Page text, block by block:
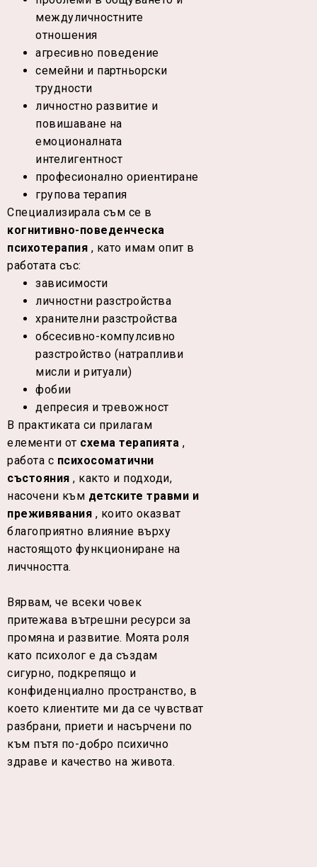
междуличностните
отношения
агресивно поведение
семейни и партньорски
трудности
личностно развитие и
повишаване на
емоционалната
интелигентност
професионално ориентиране
групова терапия
Специализирала съм се в
когнитивно-поведенческа
психотерапия , като имам опит в
работата със:
зависимости
личностни разстройства
хранителни разстройства
обсесивно-компулсивно
разстройство (натрапливи
мисли и ритуали)
фобии
депресия и тревожност
В практиката си прилагам
елементи от схема терапията ,
работа с психосоматични
състояния , както и подходи,
насочени към детските травми и
преживявания , които оказват
благоприятно влияние върху
настоящото функциониране на
личчността.
Вярвам, че всеки човек
притежава вътрешни ресурси за
промяна и развитие. Моята роля
като психолог е да създам
сигурно, подкрепящо и
конфиденциално пространство, в
което клиентите ми да се чувстват
разбрани, приети и насърчени по
към пътя по-добро психично
здраве и качество на живота.